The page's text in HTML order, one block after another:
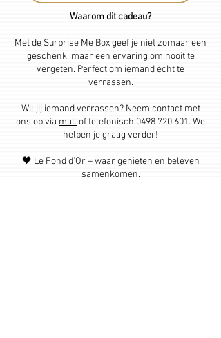
Waarom dit cadeau?
Met de Surprise Me Box geef je niet zomaar een
geschenk, maar een ervaring om nooit te
vergeten. Perfect om iemand écht te
verrassen.
Wil jij iemand verrassen? Neem contact met
ons op via mail of telefonisch 0498 720 601. We
helpen je graag verder!
🖤 Le Fond d’Or – waar genieten en beleven
samenkomen.